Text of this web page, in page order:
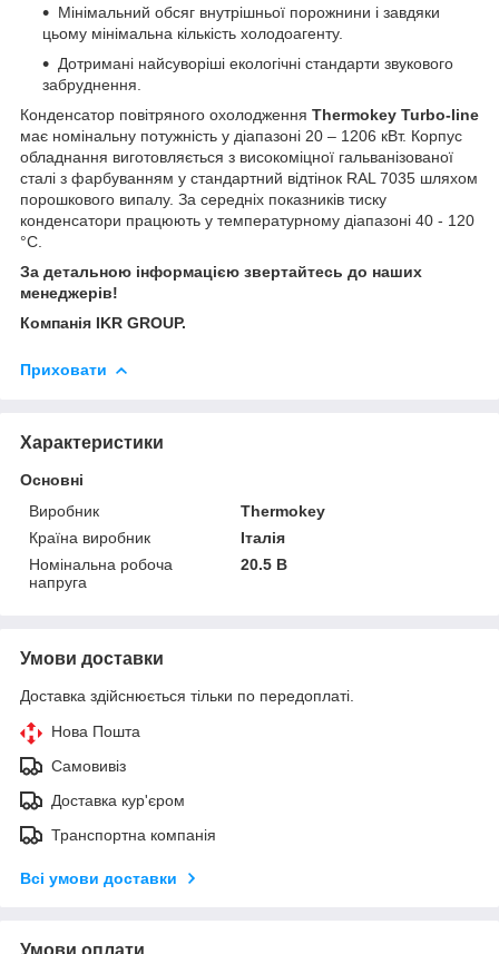
Мінімальний обсяг внутрішньої порожнини і завдяки
цьому мінімальна кількість холодоагенту.
Дотримані найсуворіші екологічні стандарти звукового
забруднення.
Конденсатор повітряного охолодження Thermokey Turbo-line
має номінальну потужність у діапазоні 20 – 1206 кВт. Корпус
обладнання виготовляється з високоміцної гальванізованої
сталі з фарбуванням у стандартний відтінок RAL 7035 шляхом
порошкового випалу. За середніх показників тиску
конденсатори працюють у температурному діапазоні 40 - 120
°С.
За детальною інформацією звертайтесь до наших
менеджерів!
Компанія IKR GROUP.
Приховати
Характеристики
Основні
Виробник
Thermokey
Країна виробник
Італія
Номінальна робоча
напруга
20.5 В
Умови доставки
Доставка здійснюється тільки по передоплаті.
Нова Пошта
Самовивіз
Доставка кур'єром
Транспортна компанія
Всі умови доставки
Умови оплати